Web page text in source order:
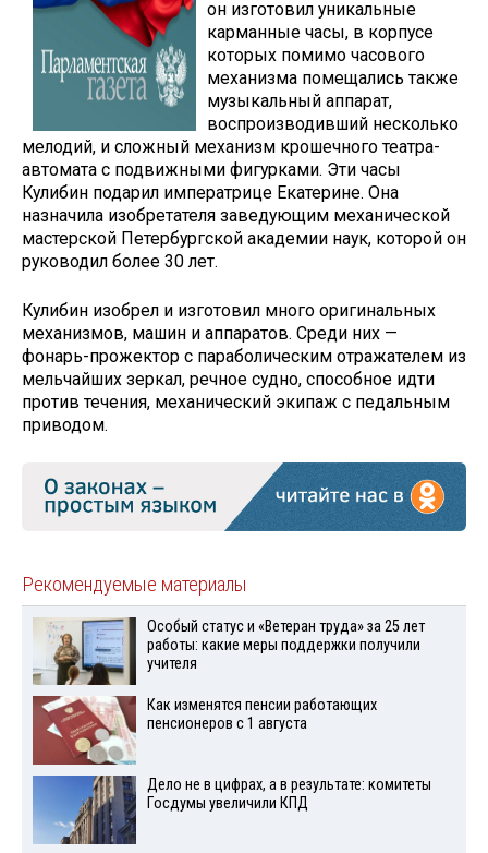
он изготовил уникальные
карманные часы, в корпусе
которых помимо часового
механизма помещались также
музыкальный аппарат,
воспроизводивший несколько
мелодий, и сложный механизм крошечного театра-
автомата с подвижными фигурками. Эти часы
Кулибин подарил императрице Екатерине. Она
назначила изобретателя заведующим механической
мастерской Петербургской академии наук, которой он
руководил более 30 лет.
Кулибин изобрел и изготовил много оригинальных
механизмов, машин и аппаратов. Среди них —
фонарь-прожектор с параболическим отражателем из
мельчайших зеркал, речное судно, способное идти
против течения, механический экипаж с педальным
приводом.
Рекомендуемые материалы
Особый статус и «Ветеран труда» за 25 лет
работы: какие меры поддержки получили
учителя
Как изменятся пенсии работающих
пенсионеров с 1 августа
Дело не в цифрах, а в результате: комитеты
Госдумы увеличили КПД